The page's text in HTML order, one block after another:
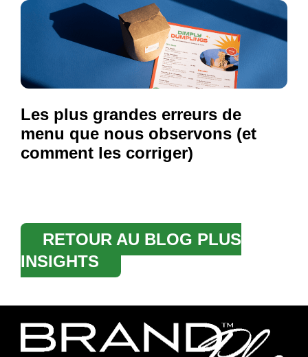
Les plus grandes erreurs de
menu que nous observons (et
comment les corriger)
RETOUR AU BLOG PLUS
INSIGHTS